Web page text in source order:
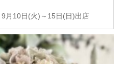
月10日(火)～15日(日)出店